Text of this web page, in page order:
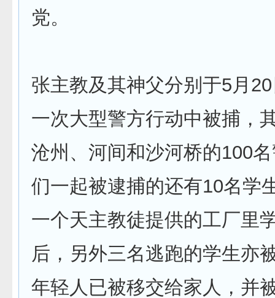
党。
张主教及其神父分别于5月
一次大型警方行动中被捕，
沧州、河间和沙河桥的100
们一起被逮捕的还有10名学
一个天主教徒提供的工厂里
后，另外三名逃跑的学生亦
年轻人已被移交给家人，并